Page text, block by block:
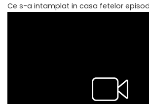
Ce s-a intamplat in casa fetelor